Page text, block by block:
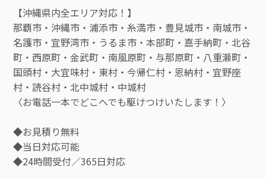
【沖縄県内全エリア対応！】
那覇市・沖縄市・浦添市・糸満市・豊見城市・南城市・
名護市・宜野湾市・うるま市・本部町・嘉手納町・北谷
町・西原町・金武町・南風原町・与那原町・八重瀬町・
国頭村・大宜味村・東村・今帰仁村・恩納村・宜野座
村・読谷村・北中城村・中城村
〈お電話一本でどこへでも駆けつけいたします！〉
◆お見積り無料
◆当日対応可能
◆24時間受付／365日対応